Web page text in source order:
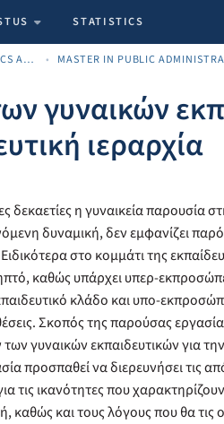
STATISTICS
DEPARTMENT OF ECONOMICS AND BUSINESS
γυναικών
ιεραρχία
δεκαετίες η γυναικεία παρουσία
δυναμική, δεν εμφανίζει
Ειδικότερα στο κομμάτι της
καθώς υπάρχει υπερ-
κλάδο και υπο-
Σκοπός της παρούσας
γυναικών εκπαιδευτικών για
προσπαθεί να διερευνήσει τις
τις ικανότητες που
καθώς και τους λόγους που θα τις